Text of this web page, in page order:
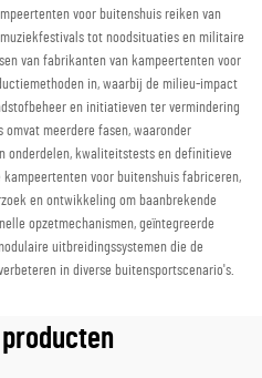
voor buitenshuis reiken van
tot noodsituaties en militaire
van fabrikanten van kampeertenten voor
in, waarbij de milieu-impact
en initiatieven ter vermindering
meerdere fasen, waaronder
onderdelen, kwaliteitstests en definitieve
voor buitenshuis fabriceren,
en ontwikkeling om baanbrekende
opzetmechanismen, geïntegreerde
uitbreidingssystemen die de
in diverse buitensportscenario's.